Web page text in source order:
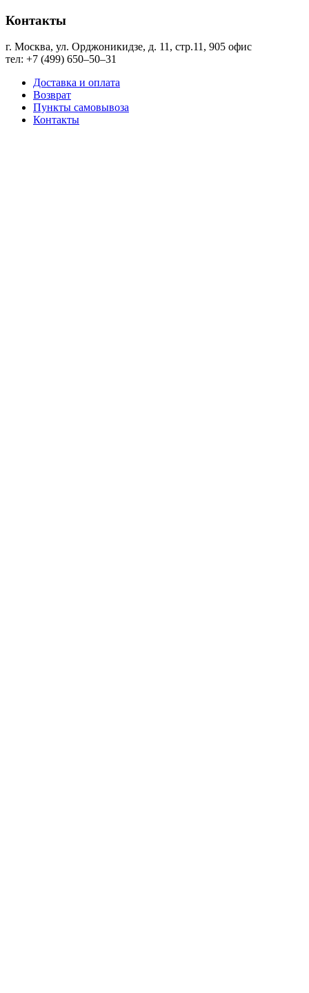
Контакты
г. Москва, ул. Орджоникидзе, д. 11, стр.11, ​905 офис
тел: +7 (499) 650‒50‒31
Доставка и оплата
Возврат
Пункты самовывоза
Контакты